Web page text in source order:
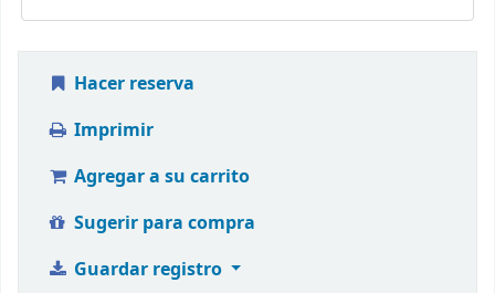
Hacer reserva
Imprimir
Agregar a su carrito
Sugerir para compra
Guardar registro